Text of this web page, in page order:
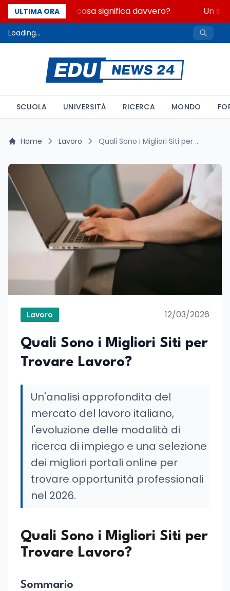
ULTIMA ORA
Fondo perduto: cosa significa davvero? Un
Loading...
SCUOLA UNIVERSITÀ RICERCA MONDO
Home Lavoro Quali Sono i Migliori Siti per Trovare Lavoro?
Lavoro 12/03/2026
Quali Sono i Migliori Siti per
Trovare Lavoro?
Un'analisi approfondita del
mercato del lavoro italiano,
l'evoluzione delle modalità di
ricerca di impiego e una selezione
dei migliori portali online per
trovare opportunità professionali
nel 2026.
Quali Sono i Migliori Siti per
Trovare Lavoro?
Sommario